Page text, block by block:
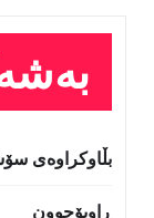
بڵاوکراوەی
ڕاوبۆچوون